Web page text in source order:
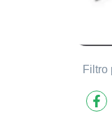
Filtro